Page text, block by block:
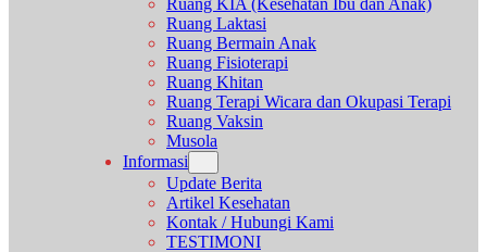
Ruang KIA (Kesehatan Ibu dan Anak)
Ruang Laktasi
Ruang Bermain Anak
Ruang Fisioterapi
Ruang Khitan
Ruang Terapi Wicara dan Okupasi Terapi
Ruang Vaksin
Musola
Informasi
Update Berita
Artikel Kesehatan
Kontak / Hubungi Kami
TESTIMONI